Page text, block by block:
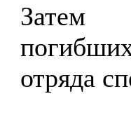
Затем
отряда